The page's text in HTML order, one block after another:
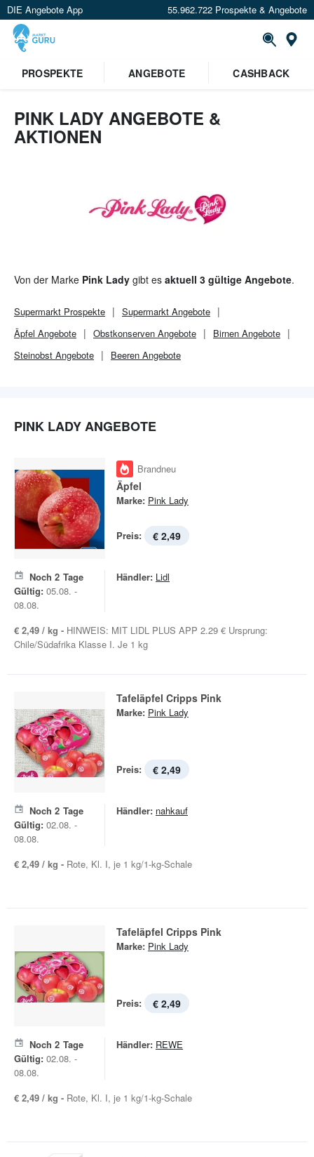
DIE Angebote App 55.962.722 Prospekte & Angebote
PROSPEKTE ANGEBOTE CASHBACK
PINK LADY ANGEBOTE &
AKTIONEN
Von der Marke Pink Lady gibt es aktuell 3 gültige Angebote.
Supermarkt Prospekte Supermarkt Angebote
Äpfel Angebote
Obstkonserven Angebote
Birnen Angebote
Steinobst Angebote
Beeren Angebote
PINK LADY ANGEBOTE
Brandneu
Äpfel
Marke: Pink Lady
Preis: € 2,49
Noch 2 Tage
Gültig: 05.08. -
08.08.
Händler: Lidl
€ 2,49 / kg - HINWEIS: MIT LIDL PLUS APP 2.29 € Ursprung:
Chile/Südafrika Klasse I. Je 1 kg
Tafeläpfel Cripps Pink
Marke: Pink Lady
Preis: € 2,49
Noch 2 Tage
Gültig: 02.08. -
08.08.
Händler: nahkauf
€ 2,49 / kg - Rote, Kl. I, je 1 kg/1-kg-Schale
Tafeläpfel Cripps Pink
Marke: Pink Lady
Preis: € 2,49
Noch 2 Tage
Gültig: 02.08. -
08.08.
Händler: REWE
€ 2,49 / kg - Rote, Kl. I, je 1 kg/1-kg-Schale